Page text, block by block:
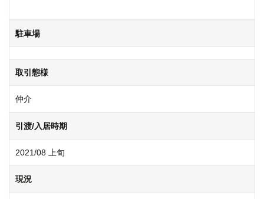
駐車場
取引態様
仲介
引渡/入居時期
2021/08 上旬
現況